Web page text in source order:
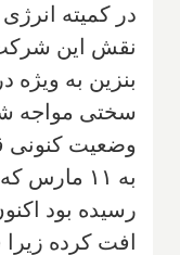
در کمیته
نقش این
بنزین به ویژه
سختی مواجه
وضعیت کنونی
افت کرده